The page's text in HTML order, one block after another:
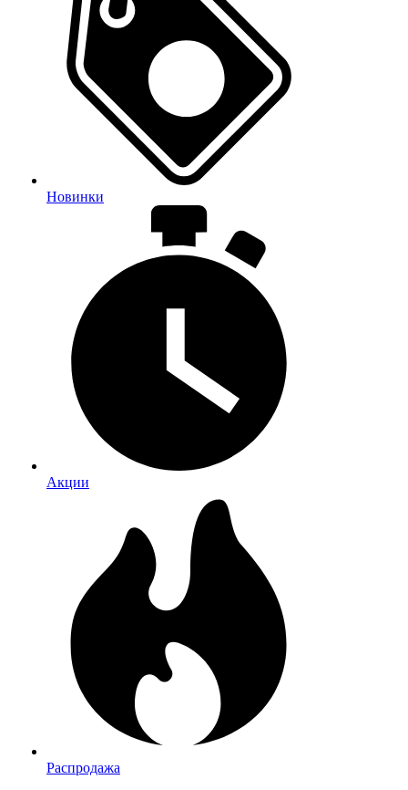
Новинки
Акции
Распродажа